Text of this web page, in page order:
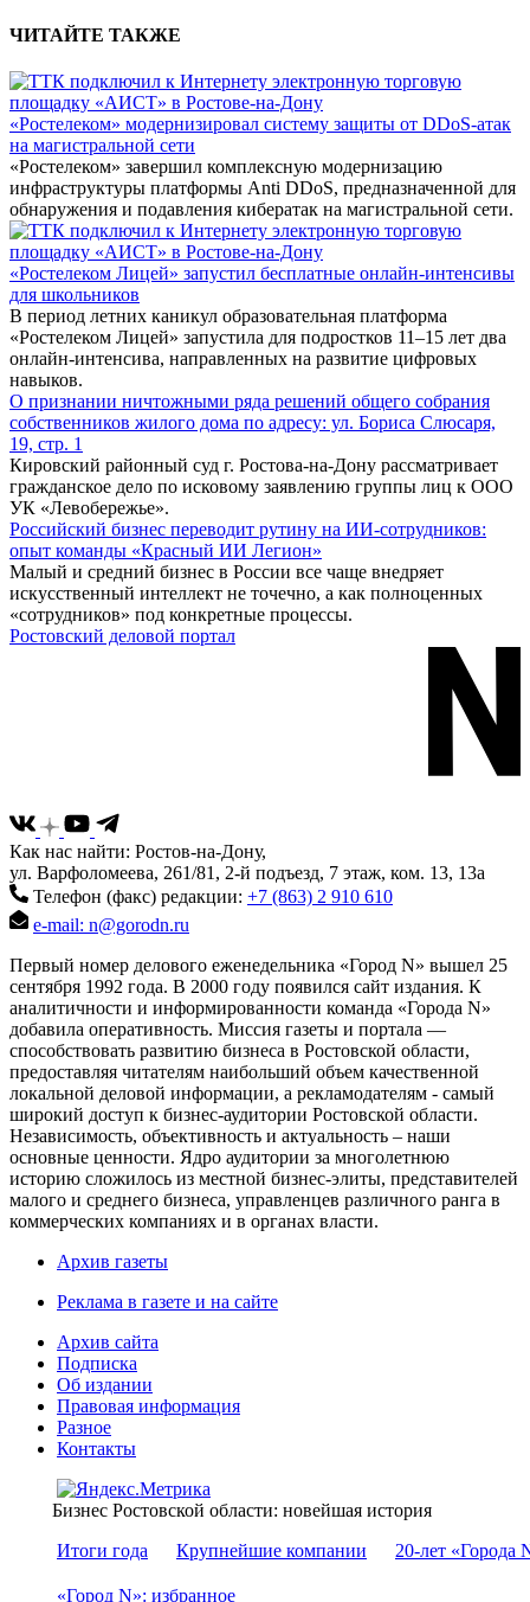
ЧИТАЙТЕ ТАКЖЕ
«Ростелеком» модернизировал систему защиты от DDoS-атак
на магистральной сети
«Ростелеком» завершил комплексную модернизацию
инфраструктуры платформы Anti DDoS, предназначенной для
обнаружения и подавления кибератак на магистральной сети.
«Ростелеком Лицей» запустил бесплатные онлайн-интенсивы
для школьников
В период летних каникул образовательная платформа
«Ростелеком Лицей» запустила для подростков 11–15 лет два
онлайн-интенсива, направленных на развитие цифровых
навыков.
О признании ничтожными ряда решений общего собрания
собственников жилого дома по адресу: ул. Бориса Слюсаря,
19, стр. 1
Кировский районный суд г. Ростова-на-Дону рассматривает
гражданское дело по исковому заявлению группы лиц к ООО
УК «Левобережье».
Российский бизнес переводит рутину на ИИ-сотрудников:
опыт команды «Красный ИИ Легион»
Малый и средний бизнес в России все чаще внедряет
искусственный интеллект не точечно, а как полноценных
«сотрудников» под конкретные процессы.
Ростовский деловой портал
Как нас найти: Ростов-на-Дону,
ул. Варфоломеева, 261/81, 2-й подъезд, 7 этаж, ком. 13, 13а
Телефон (факс) редакции: +7 (863) 2 910 610
e-mail: n@gorodn.ru
Первый номер делового еженедельника «Город N» вышел 25
сентября 1992 года. В 2000 году появился сайт издания. К
аналитичности и информированности команда «Города N»
добавила оперативность. Миссия газеты и портала —
способствовать развитию бизнеса в Ростовской области,
предоставляя читателям наибольший объем качественной
локальной деловой информации, а рекламодателям - самый
широкий доступ к бизнес-аудитории Ростовской области.
Независимость, объективность и актуальность – наши
основные ценности. Ядро аудитории за многолетнюю
историю сложилось из местной бизнес-элиты, представителей
малого и среднего бизнеса, управленцев различного ранга в
коммерческих компаниях и в органах власти.
Архив газеты
Реклама в газете и на сайте
Архив сайта
Подписка
Об издании
Правовая информация
Разное
Контакты
Бизнес Ростовской области: новейшая история
Итоги года
Крупнейшие компании 20-лет «Города
«Город N»: избранное